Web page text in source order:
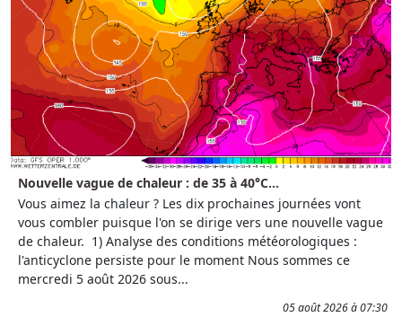
Nouvelle vague de chaleur : de 35 à 40°C...
Vous aimez la chaleur ? Les dix prochaines journées vont
vous combler puisque l'on se dirige vers une nouvelle vague
de chaleur. 1) Analyse des conditions météorologiques :
l'anticyclone persiste pour le moment Nous sommes ce
mercredi 5 août 2026 sous...
05 août 2026 à 07:30